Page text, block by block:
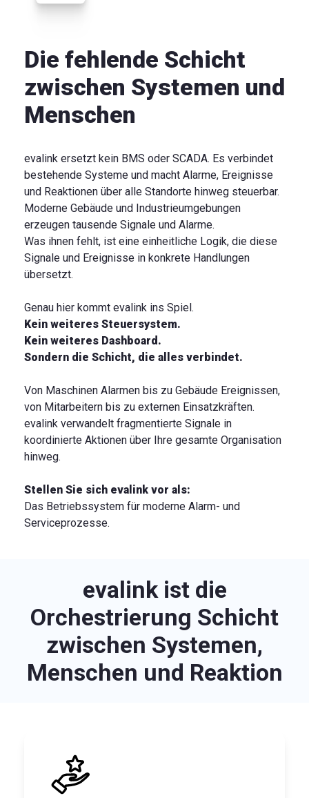
Die fehlende Schicht
zwischen Systemen und
Menschen
evalink ersetzt kein BMS oder SCADA. Es verbindet
bestehende Systeme und macht Alarme, Ereignisse
und Reaktionen über alle Standorte hinweg steuerbar.
Moderne Gebäude und Industrieumgebungen
erzeugen tausende Signale und Alarme.
Was ihnen fehlt, ist eine einheitliche Logik, die diese
Signale und Ereignisse in konkrete Handlungen
übersetzt.
Genau hier kommt evalink ins Spiel.
Kein weiteres Steuersystem.
Kein weiteres Dashboard.
Sondern die Schicht, die alles verbindet.
Von Maschinen Alarmen bis zu Gebäude Ereignissen,
von Mitarbeitern bis zu externen Einsatzkräften.
evalink verwandelt fragmentierte Signale in
koordinierte Aktionen über Ihre gesamte Organisation
hinweg.
Stellen Sie sich evalink vor als:
Das Betriebssystem für moderne Alarm- und
Serviceprozesse.
evalink ist die
Orchestrierung Schicht
zwischen Systemen,
Menschen und Reaktion